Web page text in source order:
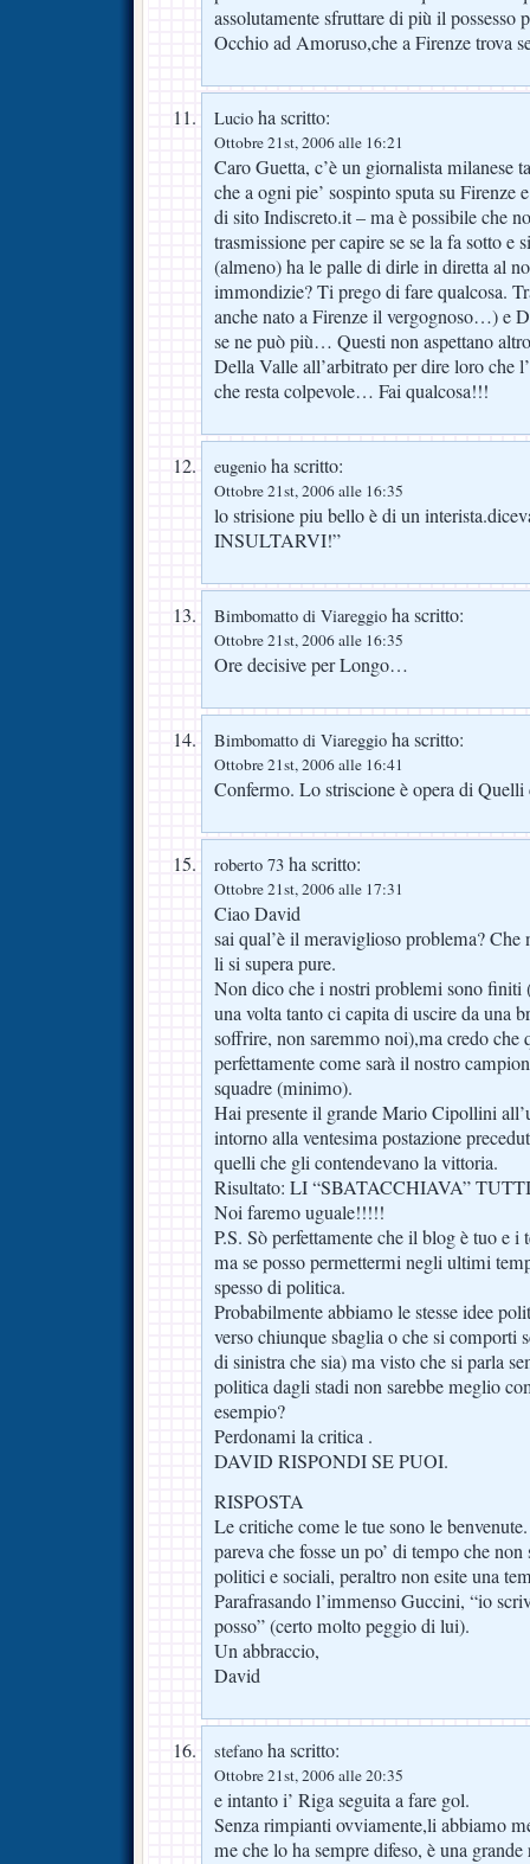
assolutamente sfruttare di più il
Occhio ad Amoruso,che a Firenze trova
Lucio ha scritto:
Ottobre 21st, 2006 alle 16:21
Caro Guetta, c’è un giornalista
che a ogni pie’ sospinto sputa su Firenze
di sito Indiscreto.it – ma è possibile che
trasmissione per capire se se la fa sotto e
(almeno) ha le palle di dirle in diretta al
immondizie? Ti prego di fare qualcosa.
anche nato a Firenze il vergognoso…) e
se ne può più… Questi non aspettano
Della Valle all’arbitrato per dire loro che
che resta colpevole… Fai qualcosa!!!
eugenio ha scritto:
Ottobre 21st, 2006 alle 16:35
lo strisione piu bello è di un
INSULTARVI!”
Bimbomatto di Viareggio ha scritto:
Ottobre 21st, 2006 alle 16:35
Ore decisive per Longo…
Bimbomatto di Viareggio ha scritto:
Ottobre 21st, 2006 alle 16:41
Confermo. Lo striscione è opera di
roberto 73 ha scritto:
Ottobre 21st, 2006 alle 17:31
Ciao David
sai qual’è il meraviglioso problema?
li si supera pure.
Non dico che i nostri problemi sono finiti
una volta tanto ci capita di uscire da una
soffrire, non saremmo noi),ma credo che
perfettamente come sarà il nostro
squadre (minimo).
Hai presente il grande Mario Cipollini
intorno alla ventesima postazione
quelli che gli contendevano la vittoria.
Risultato: LI “SBATACCHIAVA”
Noi faremo uguale!!!!!
P.S. Sò perfettamente che il blog è tuo e
ma se posso permettermi negli ultimi
spesso di politica.
Probabilmente abbiamo le stesse idee
verso chiunque sbaglia o che si comporti
di sinistra che sia) ma visto che si parla
politica dagli stadi non sarebbe meglio
esempio?
Perdonami la critica .
DAVID RISPONDI SE PUOI.
RISPOSTA
Le critiche come le tue sono le
pareva che fosse un po’ di tempo che
politici e sociali, peraltro non esite una
Parafrasando l’immenso Guccini, “io
posso” (certo molto peggio di lui).
Un abbraccio,
David
stefano ha scritto:
Ottobre 21st, 2006 alle 20:35
e intanto i’ Riga seguita a fare gol.
Senza rimpianti ovviamente,li abbiamo
me che lo ha sempre difeso, è una